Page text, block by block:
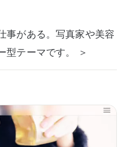
事がある。写真家や美容
型テーマです。 ＞